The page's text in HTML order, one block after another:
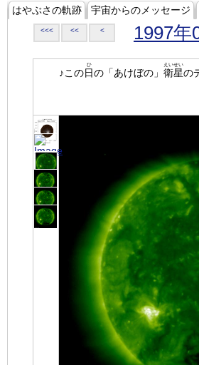
はやぶさの軌跡 宇宙からのメッセージ
<<< << < 1997年
♪この日
ひ
の「あけぼの」 衛星
えいせい
の